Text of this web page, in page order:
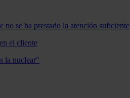
no se ha prestado la atención suficiente
el cliente
la nuclear"